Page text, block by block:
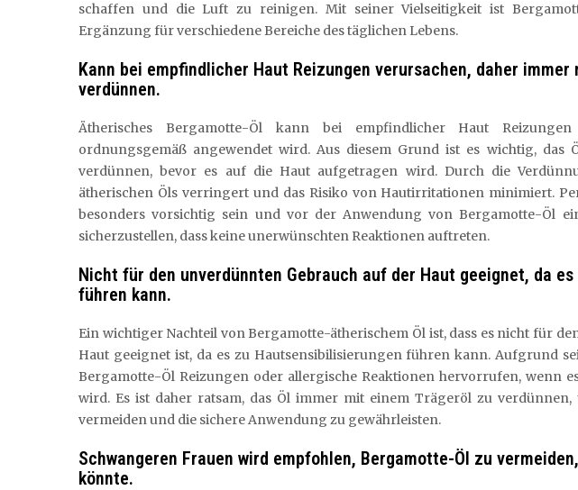
schaffen und die Luft zu reinigen. Mit seiner Vielseitigkeit ist
Ergänzung für verschiedene Bereiche des täglichen Lebens.
Kann bei empfindlicher Haut Reizungen verursachen, daher immer
verdünnen.
Ätherisches Bergamotte-Öl kann bei empfindlicher Haut
ordnungsgemäß angewendet wird. Aus diesem Grund ist es wichtig,
verdünnen, bevor es auf die Haut aufgetragen wird. Durch die
ätherischen Öls verringert und das Risiko von Hautirritationen minimiert.
besonders vorsichtig sein und vor der Anwendung von Bergamotte-Öl
sicherzustellen, dass keine unerwünschten Reaktionen auftreten.
Nicht für den unverdünnten Gebrauch auf der Haut geeignet, da
führen kann.
Ein wichtiger Nachteil von Bergamotte-ätherischem Öl ist, dass es nicht für
Haut geeignet ist, da es zu Hautsensibilisierungen führen kann. Aufgrund
Bergamotte-Öl Reizungen oder allergische Reaktionen hervorrufen, wenn
wird. Es ist daher ratsam, das Öl immer mit einem Trägeröl zu
vermeiden und die sichere Anwendung zu gewährleisten.
Schwangeren Frauen wird empfohlen, Bergamotte-Öl zu
könnte.